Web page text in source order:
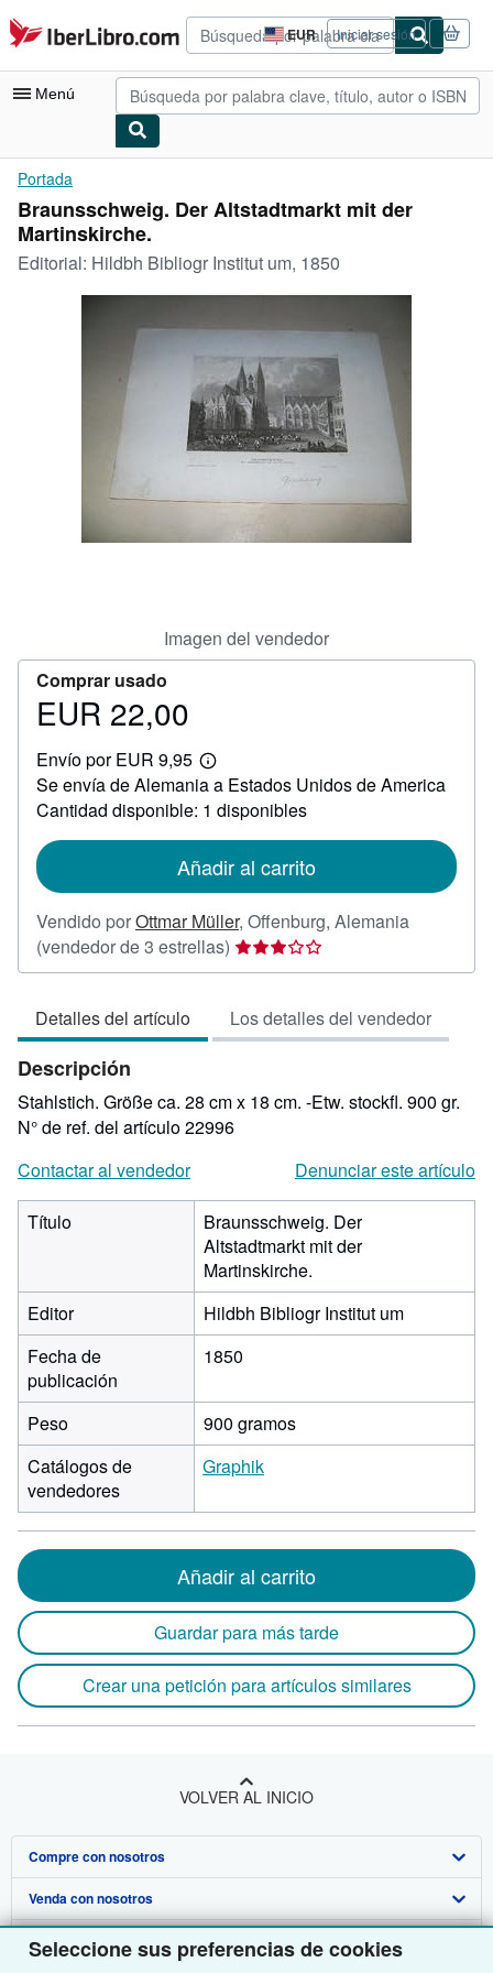
Seleccione sus preferencias de cookies
Pasar al contenido principal
IberLibro.com EUR
Preferencias
de
compra
del
Iniciar sesión
Menú
Mi cuenta
Consultar mis pedidos
Búsqueda avanzada
Colecciones
Arte y coleccionismo
Comenzar a vender
Portada
Braunsschweig. Der Altstadtmarkt mit der
Martinskirche.
Editorial: Hildbh Bibliogr Institut um, 1850
Imagen del vendedor
Comprar usado
Precio
22,00
EUR 22,00
Envío por EUR 9,95
Más
información
sobre
las
envío
Se envía de Alemania a Estados Unidos de America
Cantidad disponible: 1 disponibles
Añadir al carrito
Vendido porOttmar Müller, Offenburg, Alemania
(vendedor de 3 estrellas) Calificación
del
3
de
estrellas
Detalles del artículo Los detalles del vendedor
Descripción
Stahlstich. Größe ca. 28 cm x 18 cm. -Etw. stockfl. 900 gr.
N° de ref. del artículo 22996
Contactar al vendedor
Denunciar este artículo
Título
Braunsschweig. Der
Altstadtmarkt mit der
Martinskirche.
Editor
Hildbh Bibliogr Institut um
Fecha de
publicación
1850
Peso
900 gramos
Catálogos de
vendedores
Graphik
Añadir al carrito
Guardar para más tarde
Crear una petición para artículos similares
VOLVER AL INICIO
Compre con nosotros
Búsqueda avanzada
Colecciones
Venda con nosotros
Comenzar a vender
Sobre nosotros